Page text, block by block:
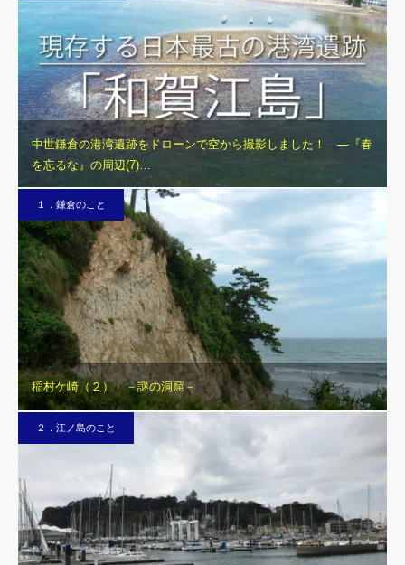
中世鎌倉の港湾遺跡をドローンで空から撮影しました！ ―『春
を忘るな』の周辺(7)…
１．鎌倉のこと
稲村ケ崎（２） －謎の洞窟－
２．江ノ島のこと